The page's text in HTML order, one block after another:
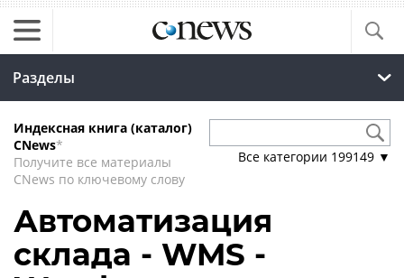
Разделы
Индексная книга (каталог)
CNews*
Получите все материалы
CNews по ключевому слову
Все категории 199149 ▼
Автоматизация
склада - WMS -